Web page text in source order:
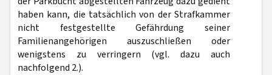
haben kann, die tatsächlich von der Strafkammer
nicht festgestellte Gefährdung seiner
Familienangehörigen auszuschließen oder
wenigstens zu verringern (vgl. dazu auch
nachfolgend 2.).